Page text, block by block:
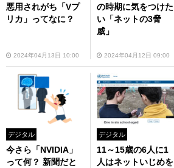
悪用されがち「Vプ
リカ」ってなに？
2024年04月13日 10:00
の時期に気をつけた
い「ネットの3脅
威」
2024年04月12日 09:00
デジタル
今さら「NVIDIA」
って何？ 新聞だと
デジタル
11～15歳の6人に1
人はネットいじめを